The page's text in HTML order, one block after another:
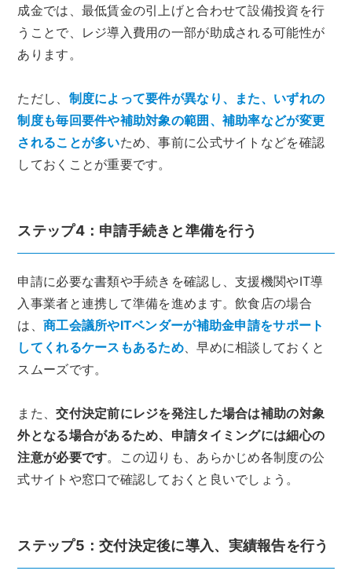
成金では、最低賃金の引上げと合わせて設備投資を行
うことで、レジ導入費用の一部が助成される可能性が
あります。
ただし、 制度によって要件が異なり、また、いずれの
制度も毎回要件や補助対象の範囲、補助率などが変更
されることが多いため、事前に公式サイトなどを確認
しておくことが重要です。
ステップ4：申請手続きと準備を行う
申請に必要な書類や手続きを確認し、支援機関やIT導
入事業者と連携して準備を進めます。飲食店の場合
は、 商工会議所やITベンダーが補助金申請をサポート
してくれるケースもあるため、早めに相談しておくと
スムーズです。
また、交付決定前にレジを発注した場合は補助の対象
外となる場合があるため、申請タイミングには細心の
注意が必要です。この辺りも、あらかじめ各制度の公
式サイトや窓口で確認しておくと良いでしょう。
ステップ5：交付決定後に導入、実績報告を行う